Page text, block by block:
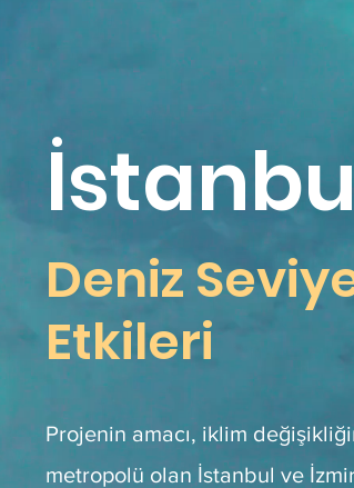
Deniz
Etkileri
Projenin amacı, iklim
metropolü olan İstanbul ve